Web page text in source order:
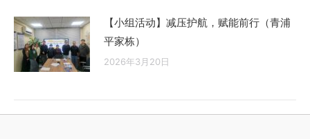
【小组活动】减压护航，赋能前行（青浦
平家栋）
2026年3月20日